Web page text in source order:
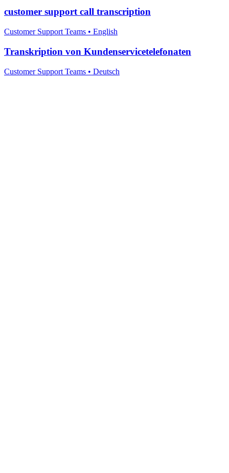
customer support call transcription
Customer Support Teams • English
Transkription von Kundenservicetelefonaten
Customer Support Teams • Deutsch